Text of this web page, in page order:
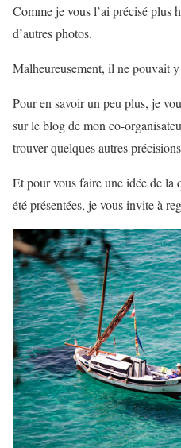
Comme je vous l’ai précisé plus
d’autres photos.
Malheureusement, il ne pouvait
Pour en savoir un peu plus, je
sur le blog de mon co-
trouver quelques autres
Et pour vous faire une idée de la
été présentées, je vous invite à